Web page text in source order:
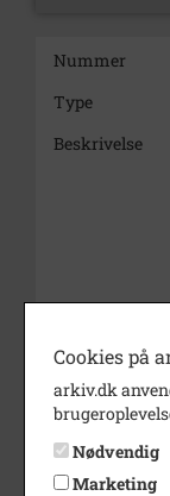
Nummer
Type
Beskrivelse
Årstal
Dateringsnote
Størrelse
Cookies på
arkiv.dk
Nødvendig
Marketing